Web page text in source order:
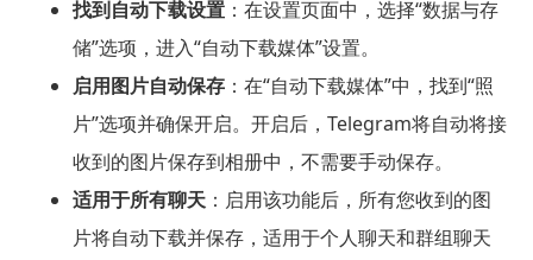
找到自动下载设置：在设置页面中，选择“数据与存
储”选项，进入“自动下载媒体”设置。
启用图片自动保存：在“自动下载媒体”中，找到“照
片”选项并确保开启。开启后，Telegram将自动将接
收到的图片保存到相册中，不需要手动保存。
适用于所有聊天：启用该功能后，所有您收到的图
片将自动下载并保存，适用于个人聊天和群组聊天